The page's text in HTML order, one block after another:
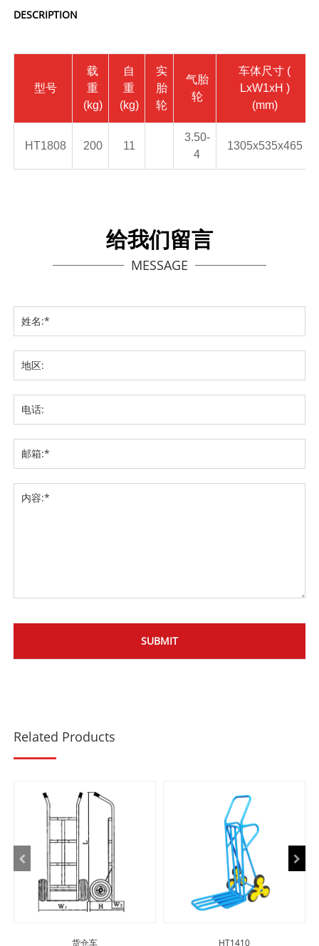
DESCRIPTION
型号
载
重
(kg)
自
重
(kg)
实
胎
轮
气胎
轮
车体尺寸 (
LxW1xH )
(mm)
HT1808 200 11
3.50-
4
1305x535x465
给我们留言
MESSAGE
Related Products
货仓车 HT1410